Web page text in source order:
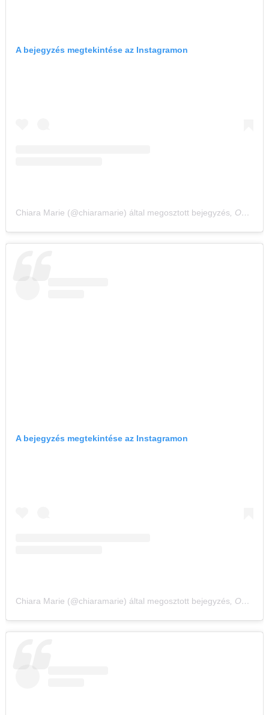
A bejegyzés megtekintése az Instagramon
Chiara Marie (@chiaramarie) által megosztott bejegyzés Okt 10., 2020, időpont: 4:59 (PDT időzóna szerint)
A bejegyzés megtekintése az Instagramon
Chiara Marie (@chiaramarie) által megosztott bejegyzés Okt 3., 2019, időpont: 8:35 (PDT időzóna szerint)